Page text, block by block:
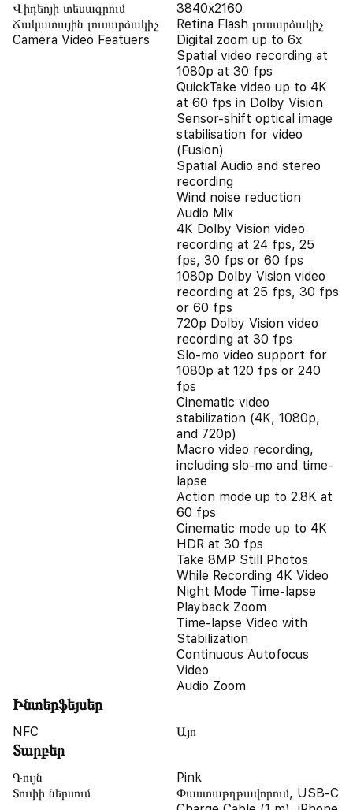
Վիդեոյի տեսագրում
3840x2160
Ճակատային լուսարձակիչ
Retina Flash լուսարձակիչ
Camera Video Featuers
Digital zoom up to 6x
Spatial video recording at
1080p at 30 fps
QuickTake video up to 4K
at 60 fps in Dolby Vision
Sensor-shift optical image
stabilisation for video
(Fusion)
Spatial Audio and stereo
recording
Wind noise reduction
Audio Mix
4K Dolby Vision video
recording at 24 fps, 25
fps, 30 fps or 60 fps
1080p Dolby Vision video
recording at 25 fps, 30 fps
or 60 fps
720p Dolby Vision video
recording at 30 fps
Slo‑mo video support for
1080p at 120 fps or 240
fps
Cinematic video
stabilization (4K, 1080p,
and 720p)
Macro video recording,
including slo-mo and time-
lapse
Action mode up to 2.8K at
60 fps
Cinematic mode up to 4K
HDR at 30 fps
Take 8MP Still Photos
While Recording 4K Video
Night Mode Time-lapse
Playback Zoom
Time-lapse Video with
Stabilization
Continuous Autofocus
Video
Audio Zoom
Ինտերֆեյսեր
NFC Այո
Տարբեր
Գույն
Pink
Տուփի ներսում
Փաստաթղթավորում, USB-C